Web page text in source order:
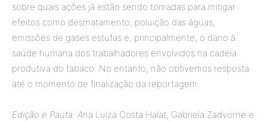
sobre quais ações já estão sendo tomadas para mitigar
efeitos como desmatamento, poluição das águas,
emissões de gases estufas e, principalmente, o dano à
saúde humana dos trabalhadores envolvidos na cadeia
produtiva do tabaco. No entanto, não obtivemos resposta
até o momento de finalização da reportagem.
Edição e Pauta: Ana Luiza Costa Halat, Gabriela Zadvorne e